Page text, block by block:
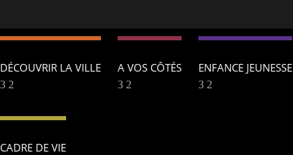
DÉCOUVRIR LA VILLE A VOS CÔTÉS ENFANCE JEUNESSE
CADRE DE VIE